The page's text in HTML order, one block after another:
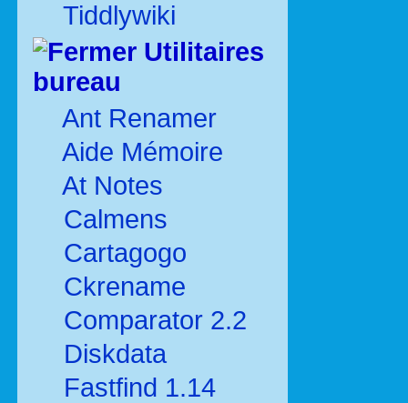
Tiddlywiki
Utilitaires
bureau
Ant Renamer
Aide Mémoire
At Notes
Calmens
Cartagogo
Ckrename
Comparator 2.2
Diskdata
Fastfind 1.14